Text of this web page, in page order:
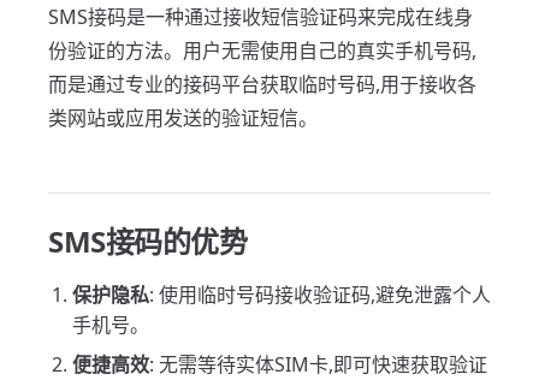
SMS接码是一种通过接收短信验证码来完成在线身
份验证的方法。用户无需使用自己的真实手机号码,
而是通过专业的接码平台获取临时号码,用于接收各
类网站或应用发送的验证短信。
SMS接码的优势
保护隐私: 使用临时号码接收验证码,避免泄露个人
手机号。
便捷高效: 无需等待实体SIM卡,即可快速获取验证